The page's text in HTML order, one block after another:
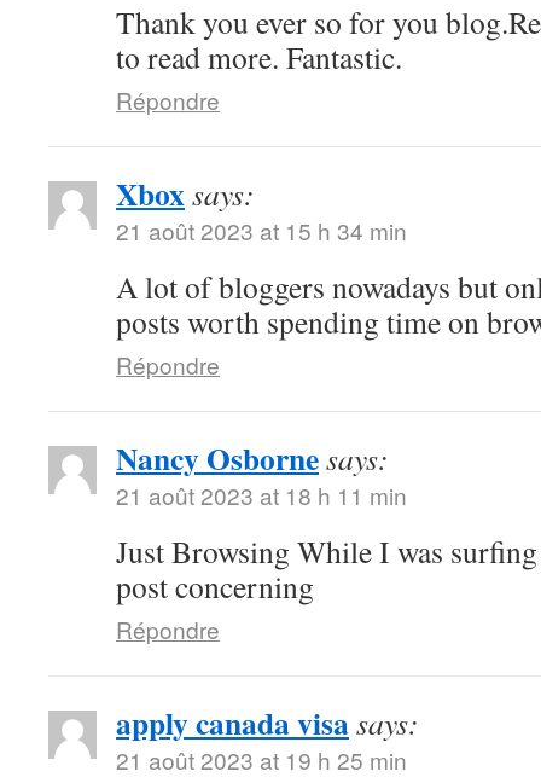
Thank you ever so for you
to read more. Fantastic.
Répondre
Xboxsays:
21 août 2023 at 15 h 34 min
A lot of bloggers nowadays but
posts worth spending time on
Répondre
Nancy Osbornesays:
21 août 2023 at 18 h 11 min
Just Browsing While I was
post concerning
Répondre
apply canada visasays:
21 août 2023 at 19 h 25 min